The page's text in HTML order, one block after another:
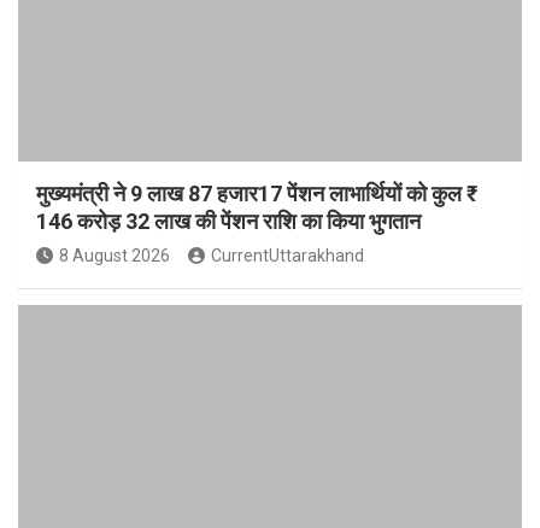
मुख्यमंत्री ने 9 लाख 87 हजार17 पेंशन लाभार्थियों को कुल ₹
146 करोड़ 32 लाख की पेंशन राशि का किया भुगतान
8 August 2026 CurrentUttarakhand